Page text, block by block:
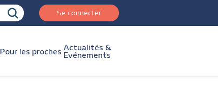
Se connecter
Pour les proches Actualités &
Evénements